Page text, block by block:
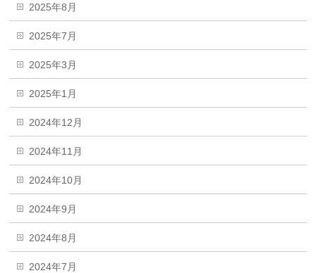
2025年8月
2025年7月
2025年3月
2025年1月
2024年12月
2024年11月
2024年10月
2024年9月
2024年8月
2024年7月